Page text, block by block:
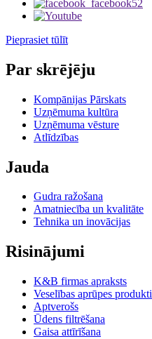
Pieprasiet tūlīt
Par skrējēju
Kompānijas Pārskats
Uzņēmuma kultūra
Uzņēmuma vēsture
Atlīdzības
Jauda
Gudra ražošana
Amatniecība un kvalitāte
Tehnika un inovācijas
Risinājumi
K&B firmas apraksts
Veselības aprūpes produkti
Aptverošs
Ūdens filtrēšana
Gaisa attīrīšana